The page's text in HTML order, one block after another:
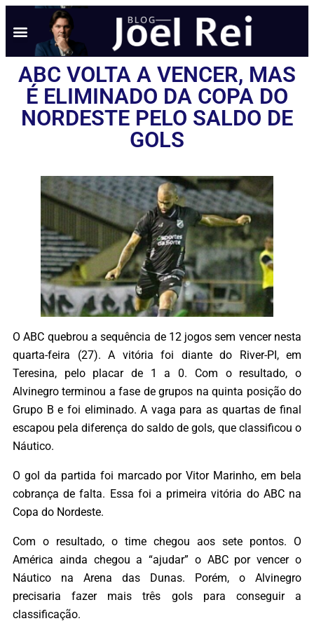
ABC VOLTA A VENCER, MAS
É ELIMINADO DA COPA DO
NORDESTE PELO SALDO DE
GOLS
O ABC quebrou a sequência de 12 jogos sem vencer nesta
quarta-feira (27). A vitória foi diante do River-PI, em
Teresina, pelo placar de 1 a 0. Com o resultado, o
Alvinegro terminou a fase de grupos na quinta posição do
Grupo B e foi eliminado. A vaga para as quartas de final
escapou pela diferença do saldo de gols, que classificou o
Náutico.
O gol da partida foi marcado por Vitor Marinho, em bela
cobrança de falta. Essa foi a primeira vitória do ABC na
Copa do Nordeste.
Com o resultado, o time chegou aos sete pontos. O
América ainda chegou a “ajudar” o ABC por vencer o
Náutico na Arena das Dunas. Porém, o Alvinegro
precisaria fazer mais três gols para conseguir a
classificação.